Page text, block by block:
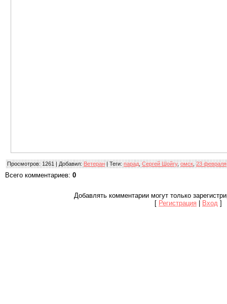
Просмотров: 1261 | Добавил: Ветеран | Теги: парад Сергей Шойгу, омск 23 февраля
Всего комментариев: 0
Добавлять комментарии могут только
[ Регистрация Вход ]